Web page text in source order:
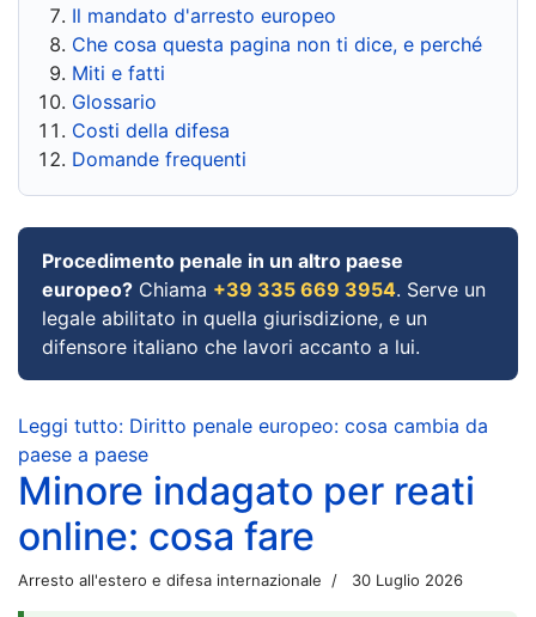
Il mandato d'arresto europeo
Che cosa questa pagina non ti dice, e perché
Miti e fatti
Glossario
Costi della difesa
Domande frequenti
Procedimento penale in un altro paese
europeo? Chiama +39 335 669 3954. Serve un
legale abilitato in quella giurisdizione, e un
difensore italiano che lavori accanto a lui.
Leggi tutto: Diritto penale europeo: cosa cambia da
paese a paese
Minore indagato per reati
online: cosa fare
Arresto all'estero e difesa internazionale 30 Luglio 2026